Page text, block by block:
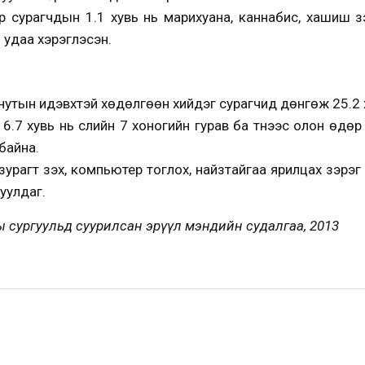
сурагчдын 1.1 хувь нь марихуана, каннабис, хашиш
удаа хэрэглэсэн.
идэвхтэй хөдөлгөөн хийдэг сурагчид дөнгөж 25.2
хувь нь сүүлийн 7 хоногийн гурав ба түүнээс олон
үзэх, компьютер тоглох, найзтайгаа ярилцах
суурилсан эрүүл мэндийн судалгаа, 2013